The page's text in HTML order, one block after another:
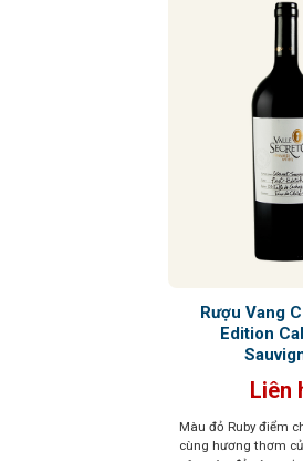
Rượu Vang
Edition
Liên
Màu đỏ Ruby điểm
cùng hương thơm